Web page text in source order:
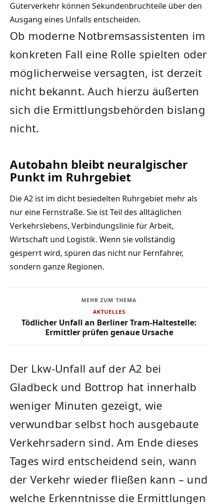
Güterverkehr können Sekundenbruchteile über den
Ausgang eines Unfalls entscheiden.
Ob moderne Notbremsassistenten im
konkreten Fall eine Rolle spielten oder
möglicherweise versagten, ist derzeit
nicht bekannt. Auch hierzu äußerten
sich die Ermittlungsbehörden bislang
nicht.
Autobahn bleibt neuralgischer
Punkt im Ruhrgebiet
Die A2 ist im dicht besiedelten Ruhrgebiet mehr als
nur eine Fernstraße. Sie ist Teil des alltäglichen
Verkehrslebens, Verbindungslinie für Arbeit,
Wirtschaft und Logistik. Wenn sie vollständig
gesperrt wird, spüren das nicht nur Fernfahrer,
sondern ganze Regionen.
MEHR ZUM THEMA
AKTUELLES
Tödlicher Unfall an Berliner Tram-Haltestelle:
Ermittler prüfen genaue Ursache
Der Lkw-Unfall auf der A2 bei
Gladbeck und Bottrop hat innerhalb
weniger Minuten gezeigt, wie
verwundbar selbst hoch ausgebaute
Verkehrsadern sind. Am Ende dieses
Tages wird entscheidend sein, wann
der Verkehr wieder fließen kann – und
welche Erkenntnisse die Ermittlungen